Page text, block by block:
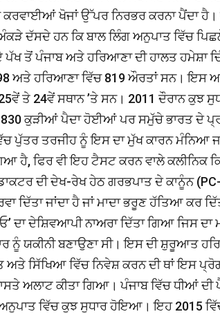
ਕਰਵਾਈਆਂ ਖੋਜਾਂ ਉੱਪਰ ਨਿਰਭਰ ਕਰਨਾ ਪੈਂਦਾ
ਦੱਸਦੇ ਹਨ ਕਿ ਬਾਲ ਲਿੰਗ ਅਨੁਪਾਤ ਵਿੱਚ
ਪੰਜਾਬ ਅਤੇ ਹਰਿਆਣਾ ਦੀ ਹਾਲਤ ਹਮੇਸ਼ਾ
ਅਤੇ ਹਰਿਆਣਾ ਵਿੱਚ 819 ਔਰਤਾਂ ਸਨ। ਇਸ
ਤੇ 24ਵੇਂ ਸਥਾਨ ’ਤੇ ਸਨ। 2011 ਦੌਰਾਨ ਕੁਝ
ਕੁੜੀਆਂ ਪੈਦਾ ਹੋਈਆਂ ਪਰ ਸਮੁੱਚੇ ਭਾਰਤ ਦੇ
ਪੁੱਤਰ ਤਰਜੀਹ ਨੂੰ ਇਸ ਦਾ ਮੁੱਖ ਕਾਰਨ ਮੰਨਿਆ
ਹੈ, ਫਿਰ ਵੀ ਇਹ ਟੈਸਟ ਕਰਨ ਵਾਲੇ ਕਲੀਨਿਕ
ਦੀ ਦੇਖ-ਰੇਖ ਹੇਠ ਗਰਭਪਾਤ ਦੇ ਕਾਨੂੰਨ
ਦਿੱਤਾ ਜਾਂਦਾ ਹੈ ਜਾਂ ਮਾਦਾ ਭਰੂਣ ਹੱਤਿਆ ਕਰ
ਦਾ ਦੇਸ਼ਿਵਆਪੀ ਨਾਅਰਾ ਦਿੱਤਾ ਗਿਆ ਜਿਸ
ਨੂੰ ਯਕੀਨੀ ਬਣਾਉਣਾ ਸੀ। ਇਸ ਦੀ ਸ਼ੁਰੂਆਤ
ਸਿੱਖਿਆ ਵਿੱਚ ਨਿਵੇਸ਼ ਕਰਨ ਦੀ ਥਾਂ ਇਸ
ਅਲਾਟ ਕੀਤਾ ਗਿਆ। ਪੰਜਾਬ ਵਿੱਚ ਧੀਆਂ ਦੀ
ਵਿੱਚ ਕੁਝ ਸੁਧਾਰ ਹੋਇਆ। ਇਹ 2015